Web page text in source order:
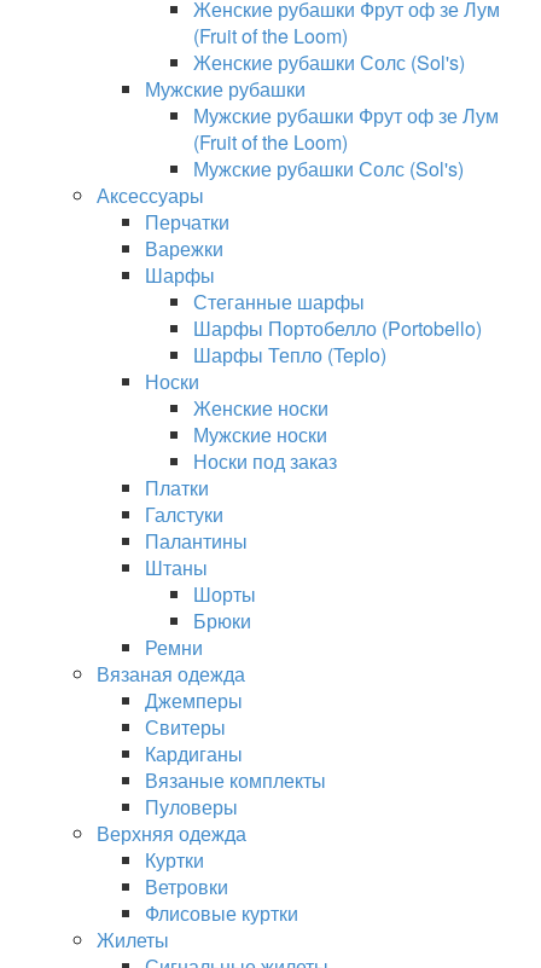
Женские рубашки Фрут оф зе Лум
(Fruit of the Loom)
Женские рубашки Солс (Sol's)
Мужские рубашки
Мужские рубашки Фрут оф зе Лум
(Fruit of the Loom)
Мужские рубашки Солс (Sol's)
Аксессуары
Перчатки
Варежки
Шарфы
Стеганные шарфы
Шарфы Портобелло (Portobello)
Шарфы Тепло (Teplo)
Носки
Женские носки
Мужские носки
Носки под заказ
Платки
Галстуки
Палантины
Штаны
Шорты
Брюки
Ремни
Вязаная одежда
Джемперы
Свитеры
Кардиганы
Вязаные комплекты
Пуловеры
Верхняя одежда
Куртки
Ветровки
Флисовые куртки
Жилеты